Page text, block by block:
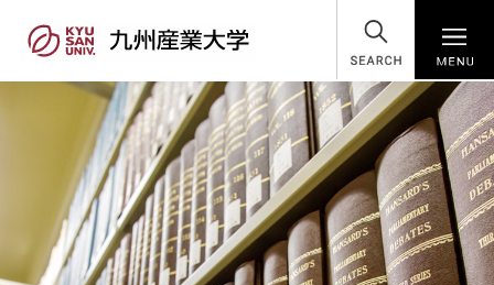
SEARCH